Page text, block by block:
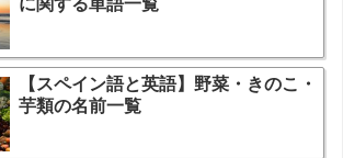
に関する単語一覧
【スペイン語と英語】野菜・きのこ・
芋類の名前一覧